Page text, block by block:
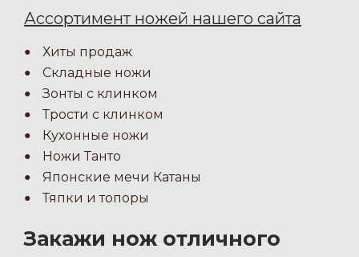
Ассортимент ножей нашего сайта
Хиты продаж
Складные ножи
Зонты с клинком
Трости с клинком
Кухонные ножи
Ножи Танто
Японские мечи Катаны
Тяпки и топоры
Закажи нож отличного